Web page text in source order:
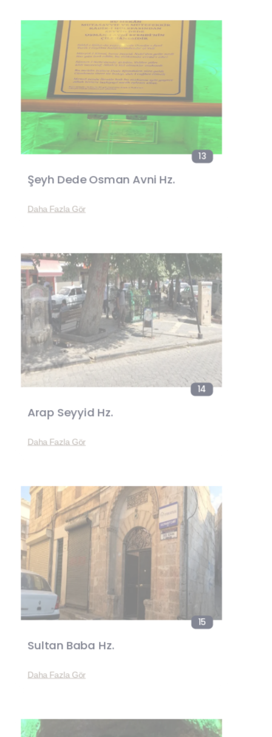
13
Şeyh Dede Osman Avni Hz.
Daha Fazla Gör
14
Arap Seyyid Hz.
Daha Fazla Gör
15
Sultan Baba Hz.
Daha Fazla Gör